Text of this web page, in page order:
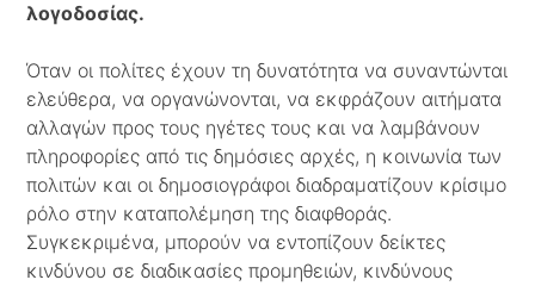
λογοδοσίας.
Όταν οι πολίτες έχουν τη δυνατότητα να συναντώνται
ελεύθερα, να οργανώνονται, να εκφράζουν αιτήματα
αλλαγών προς τους ηγέτες τους και να λαμβάνουν
πληροφορίες από τις δημόσιες αρχές, η κοινωνία των
πολιτών και οι δημοσιογράφοι διαδραματίζουν κρίσιμο
ρόλο στην καταπολέμηση της διαφθοράς.
Συγκεκριμένα, μπορούν να εντοπίζουν δείκτες
κινδύνου σε διαδικασίες προμηθειών, κινδύνους